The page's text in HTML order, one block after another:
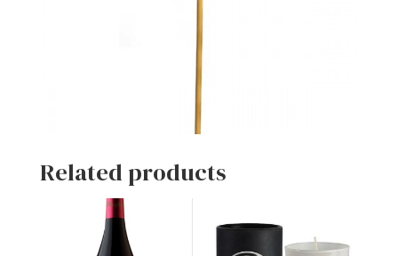
Related products